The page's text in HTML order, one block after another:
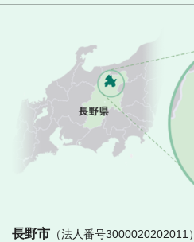
長野市 （法人番号3000020202011）